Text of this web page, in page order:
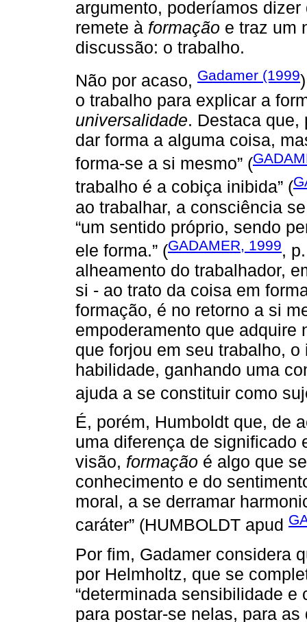
argumento, poderíamos
remete à formação e traz um
discussão: o trabalho.
Não por acaso, Gadamer (1999
o trabalho para explicar a
universalidade. Destaca que,
dar forma a alguma coisa,
forma-se a si mesmo” (
trabalho é a cobiça inibida” (
ao trabalhar, a consciência
“um sentido próprio, sendo
ele forma.” (GADAMER, 1999,
alheamento do trabalhador,
si - ao trato da coisa em
formação, é no retorno a si
empoderamento que adquire
que forjou em seu trabalho,
habilidade, ganhando uma
ajuda a se constituir como
É, porém, Humboldt que, de
uma diferença de significado
visão, formação é algo que
conhecimento e do
moral, a se derramar
caráter” (HUMBOLDT apud
Por fim, Gadamer considera
por Helmholtz, que se
“determinada sensibilidade
para postar-se nelas, para